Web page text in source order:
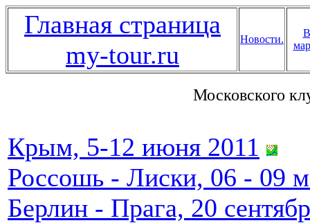
Главная страница
my-tour.ru
Новости.
Московского
Крым, 5-12 июня 2011
Россошь - Лиски, 06 - 09
Берлин - Прага, 20